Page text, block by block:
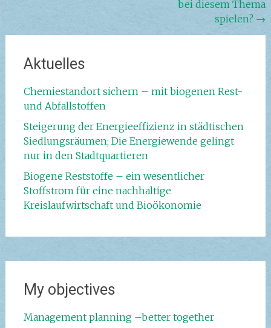
bei diesem Thema
spielen? →
Aktuelles
Chemiestandort sichern – mit biogenen Rest-
und Abfallstoffen
Steigerung der Energieeffizienz in städtischen
Siedlungsräumen; Die Energiewende gelingt
nur in den Stadtquartieren
Biogene Reststoffe – ein wesentlicher
Stoffstrom für eine nachhaltige
Kreislaufwirtschaft und Bioökonomie
My objectives
Management planning –better together